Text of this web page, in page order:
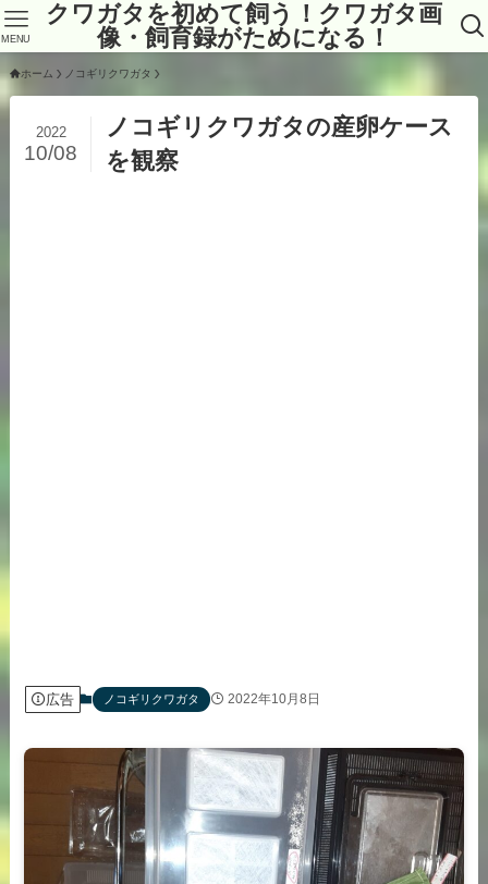
クワガタを初めて飼う！クワガタ画
像・飼育録がためになる！
MENU
ホーム ノコギリクワガタ
ノコギリクワガタの産卵ケース
を観察
2022
10/08
広告 ノコギリクワガタ 2022年10月8日